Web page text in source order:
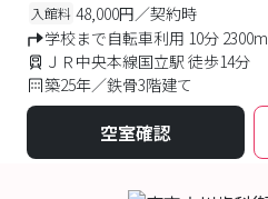
入館料 48,000円／契約時
学校まで自転車利用 10分 2300m
ＪＲ中央本線国立駅 徒歩14分
築25年／鉄骨3階建て
空室確認